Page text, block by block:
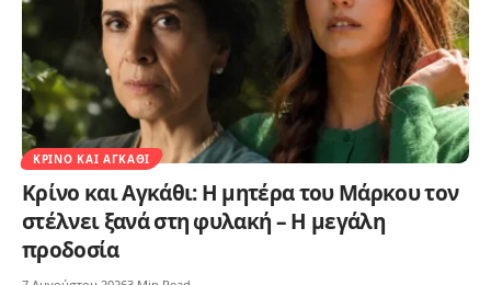
ΚΡΊΝΟ ΚΑΙ ΑΓΚΆΘΙ
Κρίνο και Αγκάθι: Η μητέρα του Μάρκου τον
στέλνει ξανά στη φυλακή – Η μεγάλη
προδοσία